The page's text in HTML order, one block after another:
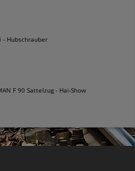
- Hubschrauber
F 90 Sattelzug - Hai-Show